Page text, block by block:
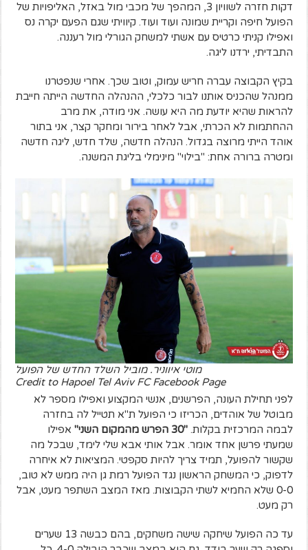
דקות חזרה לשוויון 3, המהפך של מכבי מול באזל, האליפויות של
הפועל חיפה וקריית שמונה ועוד ועוד. קיוויתי שגם הפעם יקרה נס
ואפילו קניתי כרטיס עם אשתי למשחק הגורלי מול רעננה.
התבדיתי, ירדנו ליגה.
בקיץ הקבוצה עברה חריש עמוק, וטוב שכך. אחרי שנפטרנו
ממנהל שהכניס אותנו לבור כלכלי, ההנהלה החדשה הייתה חייבת
להראות שהיא יודעת מה היא עושה. אני מודה, את מרב
ההחתמות לא הכרתי, אבל לאחר בירור ומחקר קצר, אני בתור
אוהד הייתי מרוצה בגדול. הנהלה חדשה, שלד חדש, ליגה חדשה
ומטרה ברורה אחת: "בילוי" מינימלי בליגת המשנה.
מוטי איווניר. מוביל השלד החדש של הפועל
Credit to Hapoel Tel Aviv FC Facebook Page
לפני תחילת העונה, הפרשנים, אנשי המקצוע ואפילו מספר לא
מבוטל של אוהדים, הכריזו כי הפועל ת"א תטייל לה בחזרה
לבמה המרכזית בקלות."30 הפרש מהמקום השני"
אפילו
שמעתי פרשן אחד אומר. אבל אותי אבא שלי לימד, שבכל מה
שקשור להפועל, תמיד צריך להיות סקפטי. המציאות לא איחרה
לדפוק, כי המשחק הראשון נגד הפועל רמת גן היה ממש לא טוב,
0-0 שלא החמיא לשתי הקבוצות. מאז המצב השתפר מעט, אבל
רק מעט.
עד כה הפועל שיחקה שישה משחקים, בהם כבשה 13 שערים